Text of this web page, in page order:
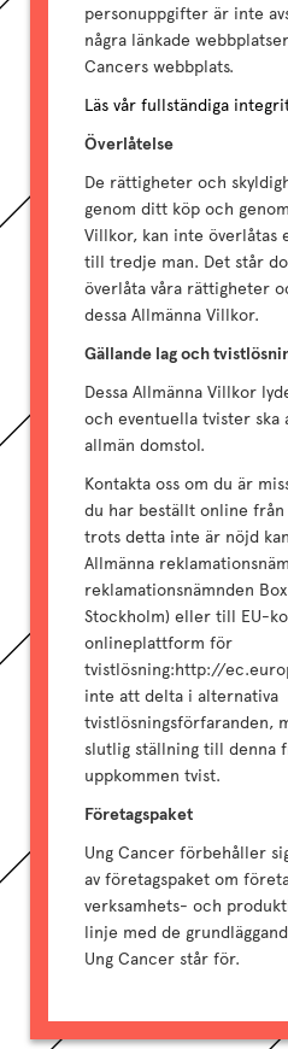
personuppgifter är inte
några länkade
Cancers webbplats.
Läs vår fullständiga
Överlåtelse
De rättigheter och
genom ditt köp och
Villkor, kan inte överlåtas
till tredje man. Det står
överlåta våra rättigheter
dessa Allmänna Villkor.
Gällande lag och
Dessa Allmänna Villkor
och eventuella tvister ska
allmän domstol.
Kontakta oss om du är
du har beställt online från
trots detta inte är nöjd
Allmänna
reklamationsnämnden Box
Stockholm) eller till EU-
onlineplattform för
tvistlösning:http://
inte att delta i alternativa
tvistlösningsförfaranden,
slutlig ställning till denna
uppkommen tvist.
Företagspaket
Ung Cancer förbehåller
av företagspaket om
verksamhets- och
linje med de
Ung Cancer står för.